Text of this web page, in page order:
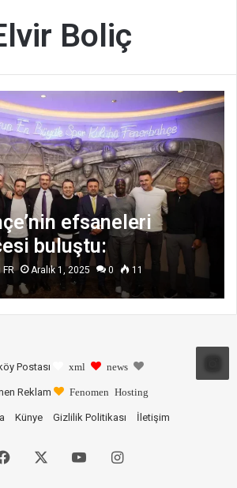
Boliç
efsaneleri
buluştu:
FR Aralık 1, 2025 0 11
Postası xml news
Reklam Fenomen Hosting
Künye Gizlilik Politikası İletişim
Facebook YouTubeInstagram